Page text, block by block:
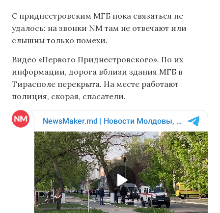
С приднестровским МГБ пока связаться не
удалось: на звонки NM там не отвечают или
слышны только помехи.
Видео «Первого Приднестровского». По их
информации, дорога вблизи здания МГБ в
Тирасполе перекрыта. На месте работают
полиция, скорая, спасатели.